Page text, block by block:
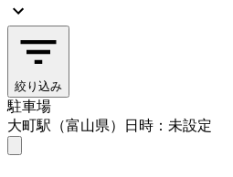
絞り込み
駐車場
大町駅（富山県）
日時：未設定